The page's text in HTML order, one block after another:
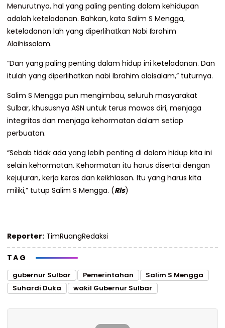
Menurutnya, hal yang paling penting dalam kehidupan
adalah keteladanan. Bahkan, kata Salim S Mengga,
keteladanan lah yang diperlihatkan Nabi Ibrahim
Alaihissalam.
“Dan yang paling penting dalam hidup ini keteladanan. Dan
itulah yang diperlihatkan nabi Ibrahim alaisalam,” tuturnya.
Salim S Mengga pun mengimbau, seluruh masyarakat
Sulbar, khususnya ASN untuk terus mawas diri, menjaga
integritas dan menjaga kehormatan dalam setiap
perbuatan.
“Sebab tidak ada yang lebih penting di dalam hidup kita ini
selain kehormatan. Kehormatan itu harus disertai dengan
kejujuran, kerja keras dan keikhlasan. Itu yang harus kita
miliki,” tutup Salim S Mengga. (Rls)
Reporter: TimRuangRedaksi
TAG
gubernur Sulbar Pemerintahan
Salim S Mengga
Suhardi Duka
wakil Gubernur Sulbar